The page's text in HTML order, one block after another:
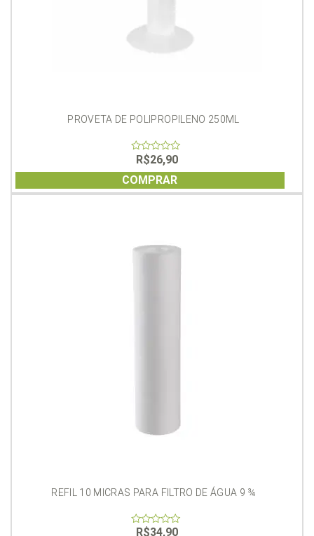
PROVETA DE POLIPROPILENO 250ML
out
of
5
R$26,90
COMPRAR
REFIL 10 MICRAS PARA FILTRO DE ÁGUA 9 ¾
R$34,90